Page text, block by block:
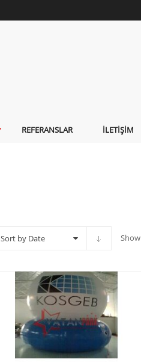
REFERANSLAR İLETIŞIM
Sort by Date Show